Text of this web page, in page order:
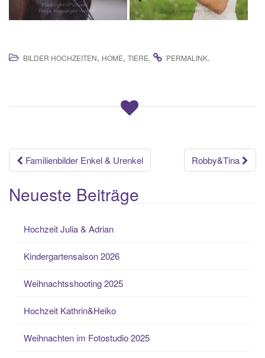
BILDER HOCHZEITEN, HOME, TIERE. PERMALINK.
Beitrags-
Navigation
Familienbilder Enkel & Urenkel Robby&Tina
Neueste Beiträge
Hochzeit Julia & Adrian
Kindergartensaison 2026
Weihnachtsshooting 2025
Hochzeit Kathrin&Heiko
Weihnachten im Fotostudio 2025